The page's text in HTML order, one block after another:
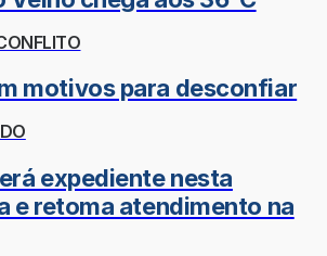
motivos para desconfiar
expediente nesta
e retoma atendimento na